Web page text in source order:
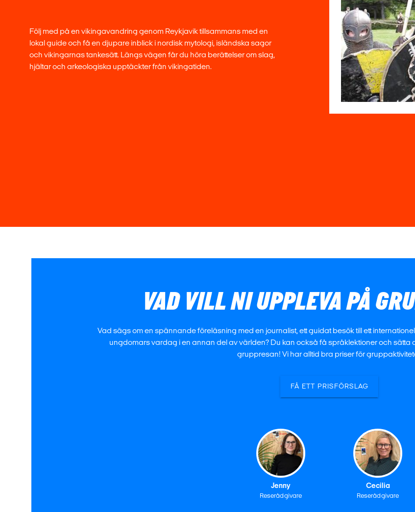
Följ med på en vikingavandring genom Reykjavik tillsammans med en
lokal guide och få en djupare inblick i nordisk mytologi, isländska sagor
och vikingarnas tankesätt. Längs vägen får du höra berättelser om slag,
hjältar och arkeologiska upptäckter från vikingatiden.
VAD VILL NI UPPLEVA PÅ
Vad sägs om en spännande föreläsning med en journalist, ett guidat besök till ett
ungdomars vardag i en annan del av världen? Du kan också få språklektioner och sätta
gruppresan! Vi har alltid bra priser för
FÅ ETT PRISFÖRSLAG
Jenny
Reserådgivare
Cecilia
Reserådgivare